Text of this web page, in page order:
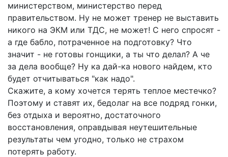
министерством, министерство перед
правительством. Ну не может тренер не выставить
никого на ЭКМ или ТДС, не может! С него спросят -
а где бабло, потраченное на подготовку? Что
значит - не готовы гонщики, а ты что делал? А че
за дела вообще? Ну ка дай-ка нового найдем, кто
будет отчитываться "как надо".
Скажите, а кому хочется терять теплое местечко?
Поэтому и ставят их, бедолаг на все подряд гонки,
без отдыха и вероятно, достаточного
восстановления, оправдывая неутешительные
результаты чем угодно, только не страхом
потерять работу.